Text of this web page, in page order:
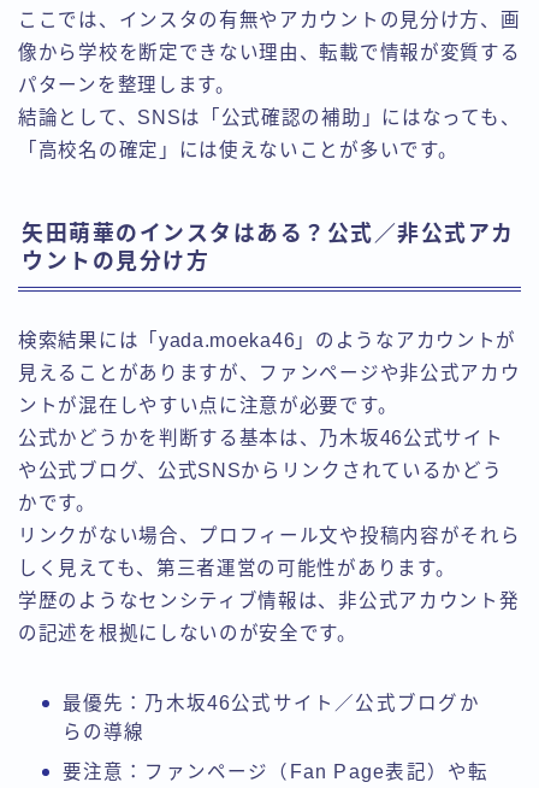
ここでは、インスタの有無やアカウントの見分け方、画
像から学校を断定できない理由、転載で情報が変質する
パターンを整理します。
結論として、SNSは「公式確認の補助」にはなっても、
「高校名の確定」には使えないことが多いです。
矢田萌華のインスタはある？公式／非公式アカ
ウントの見分け方
検索結果には「yada.moeka46」のようなアカウントが
見えることがありますが、ファンページや非公式アカウ
ントが混在しやすい点に注意が必要です。
公式かどうかを判断する基本は、乃木坂46公式サイト
や公式ブログ、公式SNSからリンクされているかどう
かです。
リンクがない場合、プロフィール文や投稿内容がそれら
しく見えても、第三者運営の可能性があります。
学歴のようなセンシティブ情報は、非公式アカウント発
の記述を根拠にしないのが安全です。
最優先：乃木坂46公式サイト／公式ブログか
らの導線
要注意：ファンページ（Fan Page表記）や転